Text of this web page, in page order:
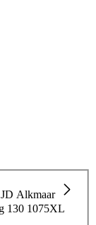
Alkmaar
130 1075XL